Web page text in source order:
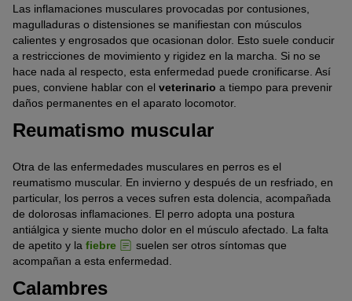
Las inflamaciones musculares provocadas por contusiones,
magulladuras o distensiones se manifiestan con músculos
calientes y engrosados que ocasionan dolor. Esto suele conducir
a restricciones de movimiento y rigidez en la marcha. Si no se
hace nada al respecto, esta enfermedad puede cronificarse. Así
pues, conviene hablar con el veterinario a tiempo para prevenir
daños permanentes en el aparato locomotor.
Reumatismo muscular
Otra de las enfermedades musculares en perros es el
reumatismo muscular. En invierno y después de un resfriado, en
particular, los perros a veces sufren esta dolencia, acompañada
de dolorosas inflamaciones. El perro adopta una postura
antiálgica y siente mucho dolor en el músculo afectado. La falta
de apetito y la fiebre
suelen ser otros síntomas que
acompañan a esta enfermedad.
Calambres